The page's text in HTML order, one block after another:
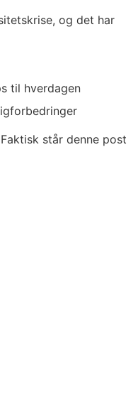
og det har
står denne post